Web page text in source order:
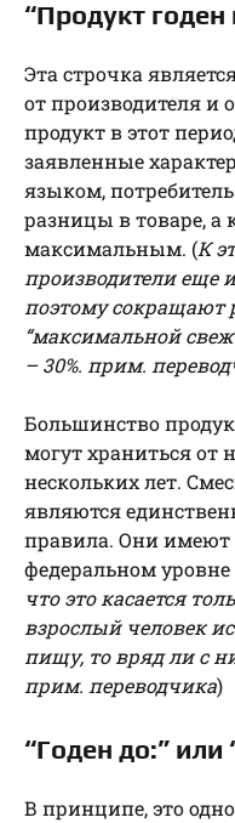
“Продукт
Эта строчка
от производителя и
продукт в этот
заявленные
языком,
разницы в товаре, а
максимальным. (К
производители еще
поэтому сокращают
“максимальной
– 30%. прим.
Большинство
могут храниться от
нескольких лет.
являются
правила. Они имеют
федеральном уровне
что это касается
взрослый человек
пищу, то вряд ли с
прим. переводчика)
“Годен до:” или
В принципе, это